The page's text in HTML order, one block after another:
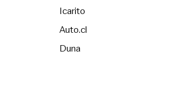
Icarito
Auto.cl
DunaOpens in new window